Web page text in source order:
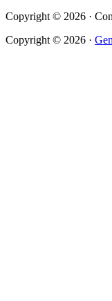
Copyright © 2026 ·
Copyright © 2026 ·